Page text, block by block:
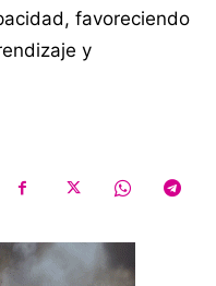
favoreciendo
y